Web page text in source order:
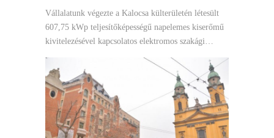
Vállalatunk végezte a Kalocsa külterületén létesült
607,75 kWp teljesítőképességű napelemes kiserőmű
kivitelezésével kapcsolatos elektromos szakági…